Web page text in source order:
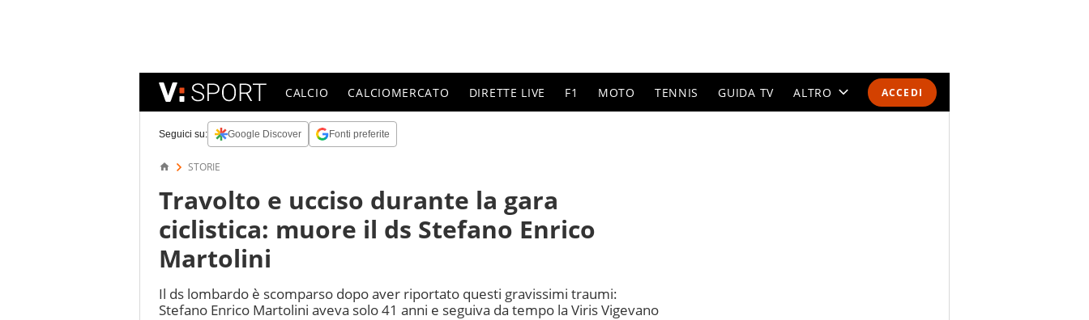
ACCEDI
CALCIO CALCIOMERCATO DIRETTE LIVE F1 MOTO TENNIS GUIDA TV ALTRO
Seguici su: Google Discover Fonti preferite
STORIE
Travolto e ucciso durante la gara
ciclistica: muore il ds Stefano Enrico
Martolini
Il ds lombardo è scomparso dopo aver riportato questi gravissimi traumi:
Stefano Enrico Martolini aveva solo 41 anni e seguiva da tempo la Viris Vigevano